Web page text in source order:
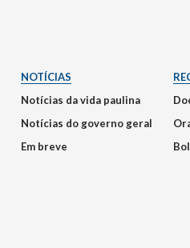
NOTÍCIAS
Notícias da vida paulina
Notícias do governo geral
Em breve